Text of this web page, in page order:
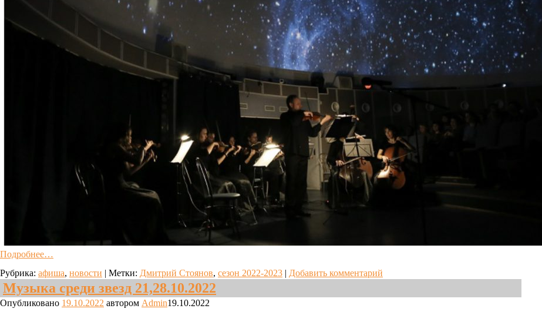
Подробнее…
Рубрика: афиша, новости | Метки: Дмитрий Стоянов, сезон 2022-2023 | Добавить комментарий
Музыка среди звезд 21,28.10.2022
Опубликовано 19.10.2022 автором Admin19.10.2022